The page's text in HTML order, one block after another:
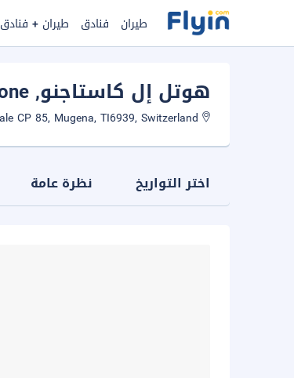
طيران فنادق طيران + فنادق
هوتل إل كاستاجنو, Alto Malcantone
اختر التواريخ نظرة عامة